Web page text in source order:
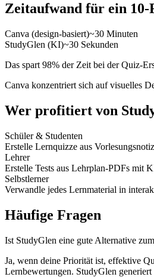
Zeitaufwand für ein 10-
Canva (design-basiert)~30 Minuten
StudyGlen (KI)~30 Sekunden
Das spart 98% der Zeit bei der Quiz-
Canva konzentriert sich auf visuelles
Wer profitiert von
Schüler & Studenten
Erstelle Lernquizze aus
Lehrer
Erstelle Tests aus Lehrplan-PDFs mit
Selbstlerner
Verwandle jedes Lernmaterial in
Häufige Fragen
Ist StudyGlen eine gute Alternative
Ja, wenn deine Priorität ist, effektive
Lernbewertungen. StudyGlen